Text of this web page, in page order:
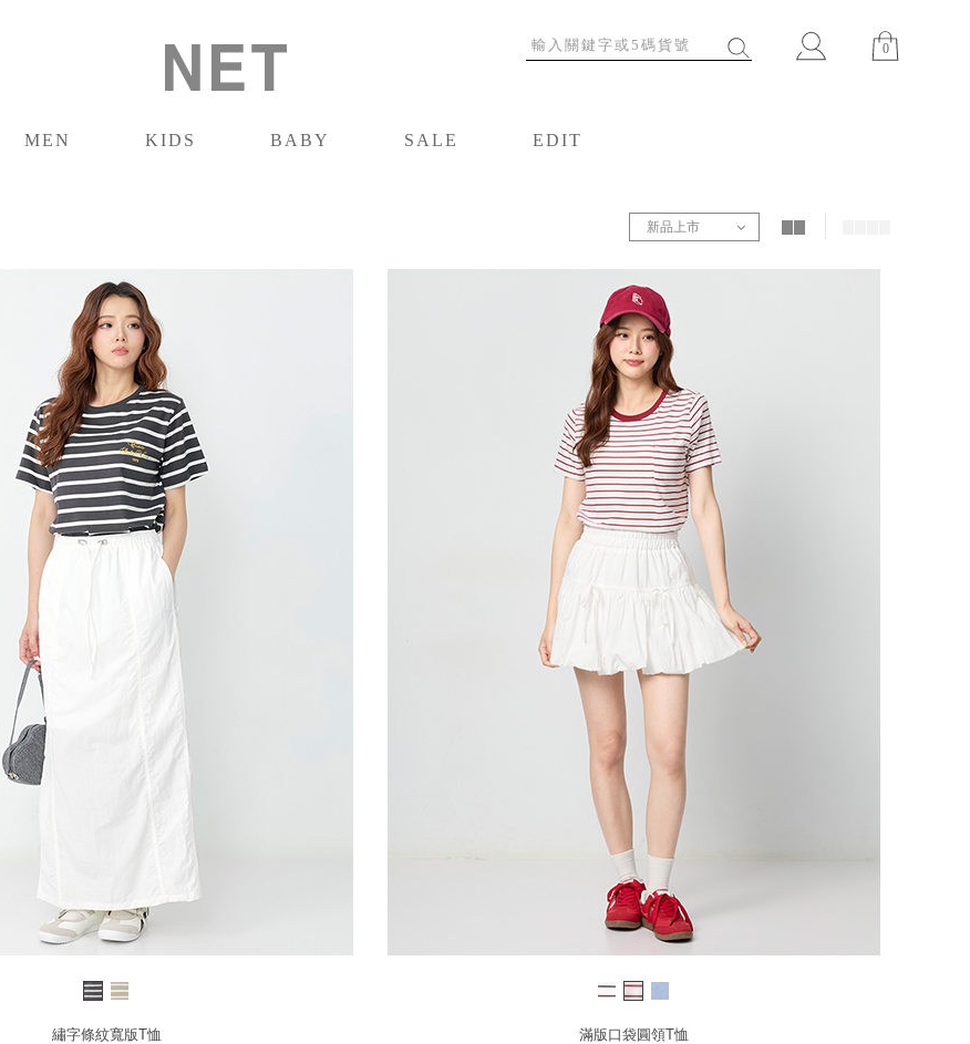
0
MEN
KIDS
BABY
SALE
EDIT
新品上市
繡字條紋寬版T恤
滿版口袋圓領T恤